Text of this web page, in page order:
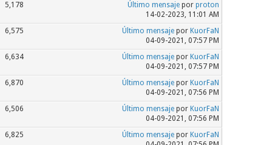
5,178 Último mensajepor proton
14-02-2023, 11:01 AM
6,575 Último mensajepor KuorFaN
04-09-2021, 07:57 PM
6,634 Último mensajepor KuorFaN
04-09-2021, 07:57 PM
6,870 Último mensajepor KuorFaN
04-09-2021, 07:56 PM
6,506 Último mensajepor KuorFaN
04-09-2021, 07:56 PM
6,825 Último mensajepor KuorFaN